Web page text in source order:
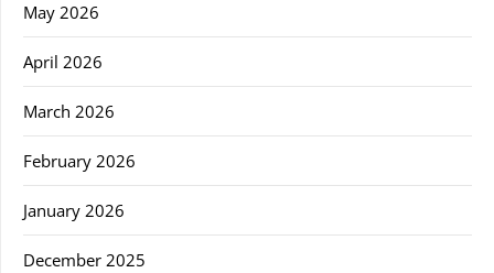
May 2026
April 2026
March 2026
February 2026
January 2026
December 2025